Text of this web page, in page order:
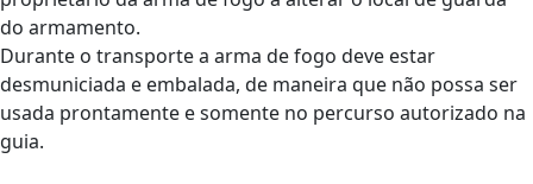
do armamento.
Durante o transporte a arma de fogo deve estar
desmuniciada e embalada, de maneira que não possa ser
usada prontamente e somente no percurso autorizado na
guia.